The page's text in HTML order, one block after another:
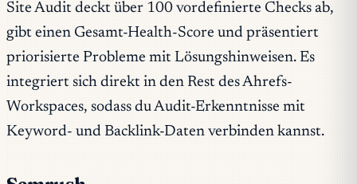
Site Audit deckt über 100 vordefinierte Checks ab,
gibt einen Gesamt-Health-Score und präsentiert
priorisierte Probleme mit Lösungshinweisen. Es
integriert sich direkt in den Rest des Ahrefs-
Workspaces, sodass du Audit-Erkenntnisse mit
Keyword- und Backlink-Daten verbinden kannst.